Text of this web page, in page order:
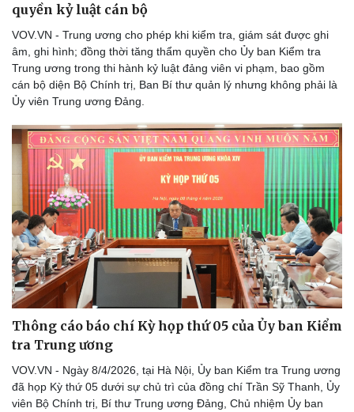
Thể thao
Bóng đá
Lịch thi đấu bóng đá
Thế giới thể thao
eSports
Hậu trường
Ô tô - Xe máy
Ô tô
Xe máy
Tư vấn
quyền kỷ luật cán bộ
VOV.VN - Trung ương cho phép khi kiểm tra, giám sát được ghi
âm, ghi hình; đồng thời tăng thẩm quyền cho Ủy ban Kiểm tra
Trung ương trong thi hành kỷ luật đảng viên vi phạm, bao gồm
cán bộ diện Bộ Chính trị, Ban Bí thư quản lý nhưng không phải là
Ủy viên Trung ương Đảng.
Thông cáo báo chí Kỳ họp thứ 05 của Ủy ban Kiểm
tra Trung ương
VOV.VN - Ngày 8/4/2026, tại Hà Nội, Ủy ban Kiểm tra Trung ương
đã họp Kỳ thứ 05 dưới sự chủ trì của đồng chí Trần Sỹ Thanh, Ủy
viên Bộ Chính trị, Bí thư Trung ương Đảng, Chủ nhiệm Ủy ban